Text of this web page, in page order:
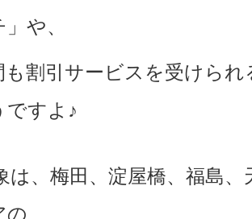
や、
も割引サービスを受けられ
ですよ♪
は、梅田、淀屋橋、福島
の